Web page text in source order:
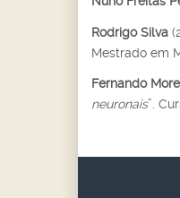
Rodrigo Silva
Mestrado em
Fernando
neuronais”.